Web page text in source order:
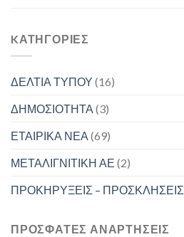
KΑΤΗΓΟΡΊΕΣ
ΔΕΛΤΙΑ ΤΥΠΟΥ (16)
ΔΗΜΟΣΙΟΤΗΤΑ (3)
ΕΤΑΙΡΙΚΑ ΝΕΑ (69)
ΜΕΤΑΛΙΓΝΙΤΙΚΗ ΑΕ (2)
ΠΡΟΚΗΡΥΞΕΙΣ – ΠΡΟΣΚΛΗΣΕΙΣ
ΠΡΟΣΦΑΤΕΣ ΑΝΑΡΤΗΣΕΙΣ